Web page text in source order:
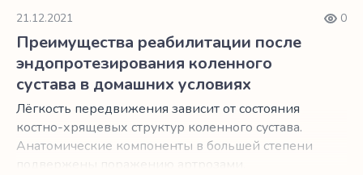
21.12.2021 0
Преимущества реабилитации после
эндопротезирования коленного
сустава в домашних условиях
Лёгкость передвижения зависит от состояния
костно-хрящевых структур коленного сустава.
Анатомические компоненты в большей степени